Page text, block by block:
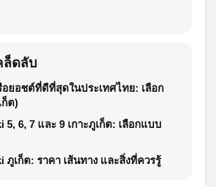
ล็ดลับ
อยอชต์ที่ดีที่สุดในประเทศไทย: เลือก
ก็ต)
5, 6, 7 และ 9 เกาะภูเก็ต: เลือกแบบ
ภูเก็ต: ราคา เส้นทาง และสิ่งที่ควรรู้